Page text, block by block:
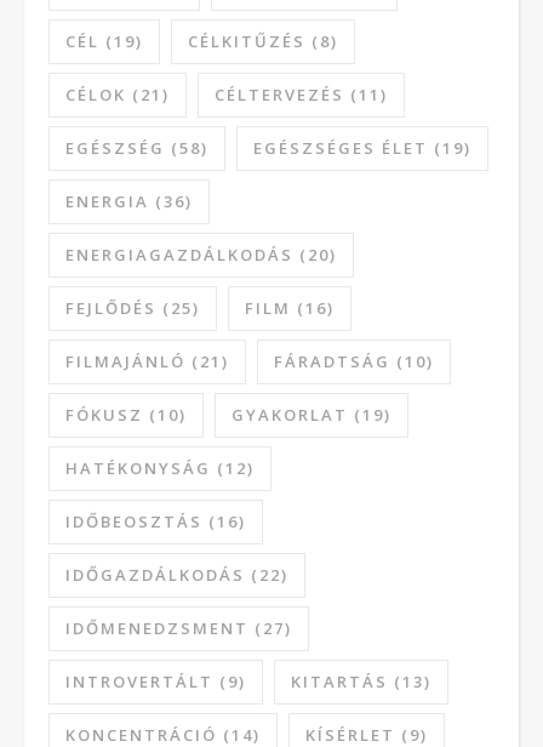
CÉL (19) CÉLKITŰZÉS (8)
CÉLOK (21) CÉLTERVEZÉS (11)
EGÉSZSÉG (58) EGÉSZSÉGES ÉLET (19)
ENERGIA (36)
ENERGIAGAZDÁLKODÁS (20)
FEJLŐDÉS (25) FILM (16)
FILMAJÁNLÓ (21) FÁRADTSÁG (10)
FÓKUSZ (10) GYAKORLAT (19)
HATÉKONYSÁG (12)
IDŐBEOSZTÁS (16)
IDŐGAZDÁLKODÁS (22)
IDŐMENEDZSMENT (27)
INTROVERTÁLT (9) KITARTÁS (13)
KONCENTRÁCIÓ (14) KÍSÉRLET (9)